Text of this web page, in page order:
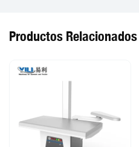
Productos Relacionados